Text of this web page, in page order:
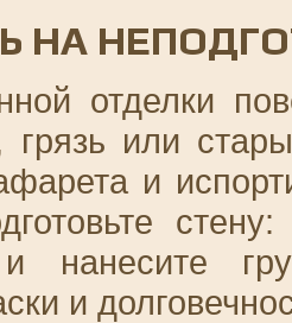
НА
отделки
или
и
нанесите
и